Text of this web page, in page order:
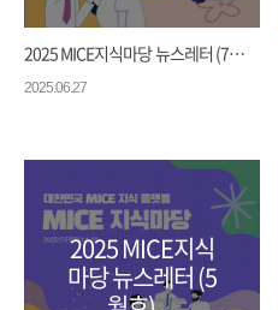
2025 MICE지식마당 뉴스레터 (7월호) ...
2025.06.27
2025 MICE지식
마당 뉴스레터 (5